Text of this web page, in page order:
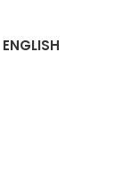
ENGLISH